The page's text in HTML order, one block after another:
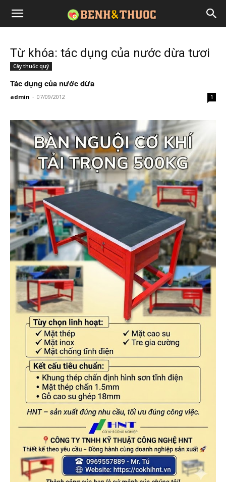
Từ khóa: tác dụng của nước dừa tươi
Cây thuốc quý
Tác dụng của nước dừa
admin - 07/09/2012 1